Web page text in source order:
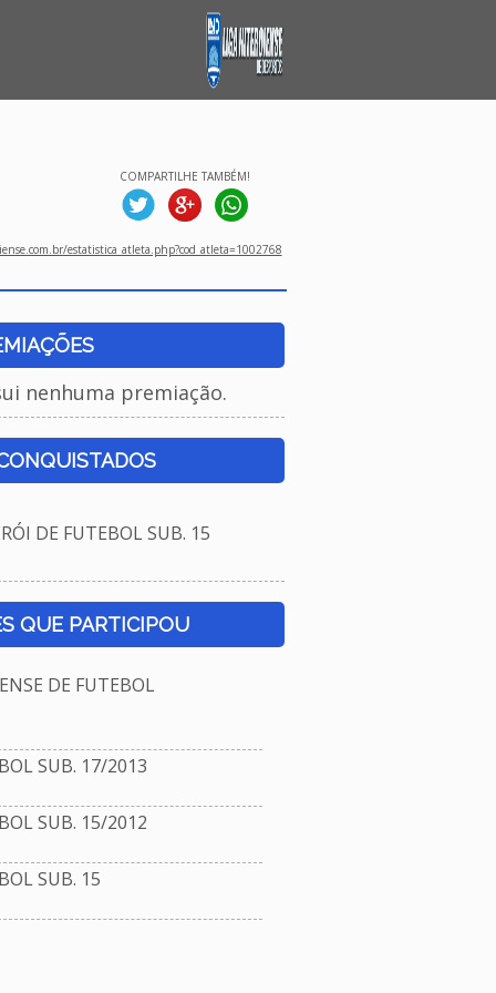
COMPARTILHE TAMBÉM!
estatistica_atleta.php?cod_atleta=1002768
nenhuma premiação.
DE FUTEBOL SUB. 15
QUE PARTICIPOU
DE FUTEBOL
SUB. 17/2013
SUB. 15/2012
SUB. 15